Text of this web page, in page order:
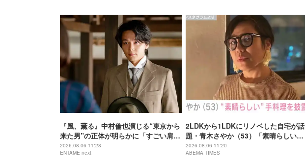
『風、薫る』中村倫也演じる“東京から
来た男”の正体が明らかに「すごい肩書
き」「協力してくれそう」
2026.08.06 11:28
ENTAME next
2LDKから1LDKにリノベした自宅が話
題・青木さやか（53）「素晴らしい朝
食」自画自賛した手料理
2026.08.06 11:20
ABEMA TIMES